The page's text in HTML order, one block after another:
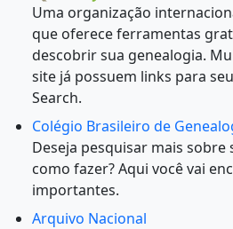
Uma organização
que oferece ferramentas
descobrir sua genealogia.
site já possuem links para
Search.
Colégio Brasileiro de
Deseja pesquisar mais sobre
como fazer? Aqui você vai
importantes.
Arquivo Nacional